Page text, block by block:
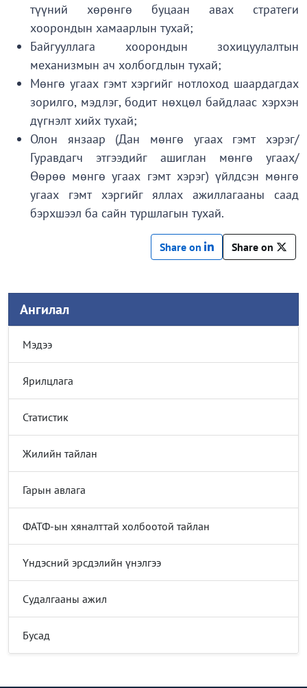
түүний хөрөнгө буцаан авах стратеги
хоорондын хамаарлын тухай;
Байгууллага хоорондын зохицуулалтын
механизмын ач холбогдлын тухай;
Мөнгө угаах гэмт хэргийг нотлоход шаардагдах
зорилго, мэдлэг, бодит нөхцөл байдлаас хэрхэн
дүгнэлт хийх тухай;
Олон янзаар (Дан мөнгө угаах гэмт хэрэг/
Гуравдагч этгээдийг ашиглан мөнгө угаах/
Өөрөө мөнгө угаах гэмт хэрэг) үйлдсэн мөнгө
угаах гэмт хэргийг яллах ажиллагааны саад
бэрхшээл ба сайн туршлагын тухай.
Share on Share on
Ангилал
Мэдээ
Ярилцлага
Статистик
Жилийн тайлан
Гарын авлага
ФАТФ-ын хяналттай холбоотой тайлан
Үндэсний эрсдэлийн үнэлгээ
Судалгааны ажил
Бусад